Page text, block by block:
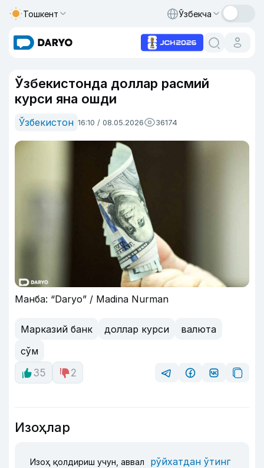
Тошкент Ўзбекча
Ўзбекистонда доллар расмий
курси яна ошди
Ўзбекистон 16:10 / 08.05.2026 36174
Манба: “Daryo” / Madina Nurman
Марказий банк доллар курси
валюта
сўм
35
2
Изоҳлар
Изоҳ қолдириш учун, аввал рўйхатдан ўтинг